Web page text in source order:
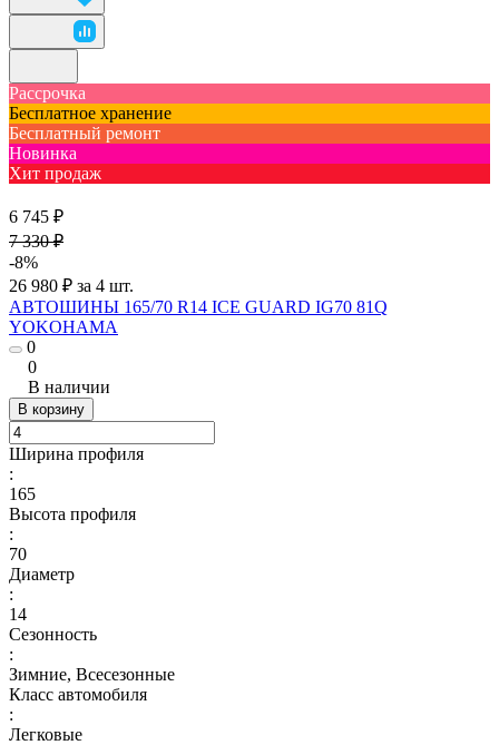
Рассрочка
Бесплатное хранение
Бесплатный ремонт
Новинка
Хит продаж
6 745 ₽
7 330 ₽
-8%
26 980 ₽ за 4 шт.
АВТОШИНЫ 165/70 R14 ICE GUARD IG70 81Q
YOKOHAMA
0
0
В наличии
В корзину
Ширина профиля
:
165
Высота профиля
:
70
Диаметр
:
14
Сезонность
:
Зимние, Всесезонные
Класс автомобиля
:
Легковые